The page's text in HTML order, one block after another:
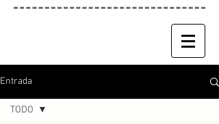
Entrada
TODO